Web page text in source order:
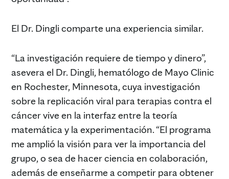
El Dr. Dingli comparte una experiencia similar.
“La investigación requiere de tiempo y dinero”,
asevera el Dr. Dingli, hematólogo de Mayo Clinic
en Rochester, Minnesota, cuya investigación
sobre la replicación viral para terapias contra el
cáncer vive en la interfaz entre la teoría
matemática y la experimentación. “El programa
me amplió la visión para ver la importancia del
grupo, o sea de hacer ciencia en colaboración,
además de enseñarme a competir para obtener